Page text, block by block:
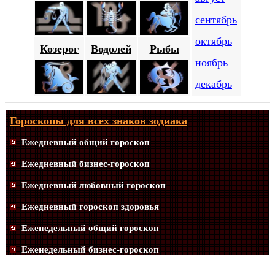
сентябрь
октябрь
ноябрь
декабрь
Козерог Водолей Рыбы
Гороскопы для всех знаков зодиака
Ежедневный общий гороскоп
Ежедневный бизнес-гороскоп
Ежедневный любовный гороскоп
Ежедневный гороскоп здоровья
Еженедельный общий гороскоп
Еженедельный бизнес-гороскоп